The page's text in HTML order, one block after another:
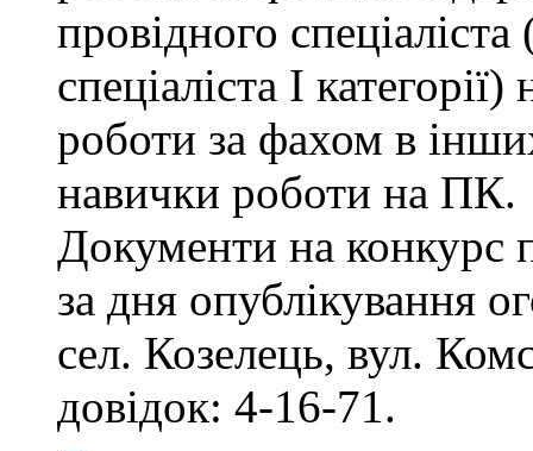
провідного спеціаліста
спеціаліста І
роботи за фахом в
навички роботи на ПК.
Документи на конкурс
за дня опублікування
сел. Козелець, вул.
довідок: 4-16-71.